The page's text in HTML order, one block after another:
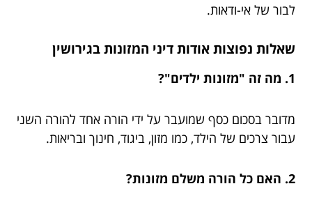
לבור של אי-ודאות.
שאלות נפוצות אודות דיני המזונות בגירושין
1. מה זה "מזונות ילדים"?
מדובר בסכום כסף שמועבר על ידי הורה אחד להורה השני
עבור צרכים של הילד, כמו מזון, ביגוד, חינוך ובריאות.
2. האם כל הורה משלם מזונות?